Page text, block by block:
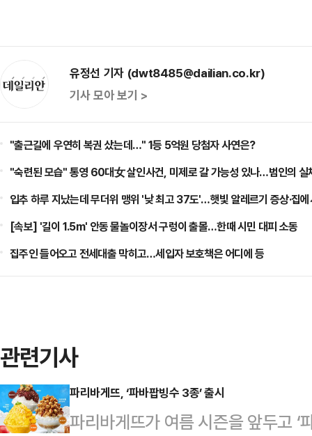
유정선 기자 (dwt8485@dailian.co.kr)
기사 모아 보기 >
"출근길에 우연히 복권 샀는데…" 1등 5억원 당첨자 사연은?
"숙련된 모습" 통영 60대女 살인사건, 미제로 갈 가능성 있나…범인의 실
입추 하루 지났는데 무더위 맹위 '낮 최고 37도'…햇빛 알레르기 증상·집
[속보] '길이 1.5m' 안동 물놀이장서 구렁이 출몰…한때 시민 대피 소동
집주인 들어오고 전세대출 막히고…세입자 보호책은 어디에 등
관련기사
파리바게뜨, ‘파바팝빙수 3종’ 출시
파리바게뜨가 여름 시즌을 앞두고